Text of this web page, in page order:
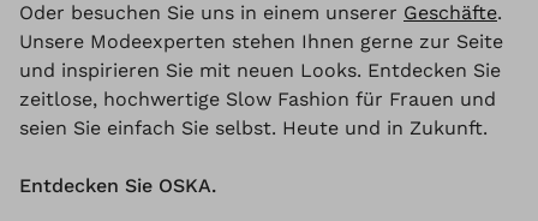
Oder besuchen Sie uns in einem unserer Geschäfte.
Unsere Modeexperten stehen Ihnen gerne zur Seite
und inspirieren Sie mit neuen Looks. Entdecken Sie
zeitlose, hochwertige Slow Fashion für Frauen und
seien Sie einfach Sie selbst. Heute und in Zukunft.
Entdecken Sie OSKA.